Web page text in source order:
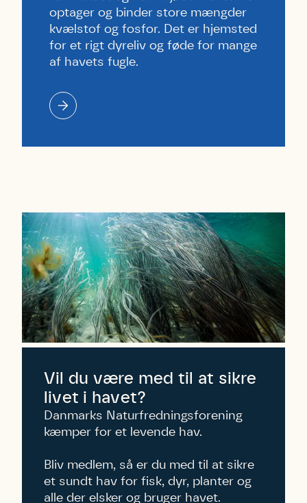
optager og binder store mængder
kvælstof og fosfor. Det er hjemsted
for et rigt dyreliv og føde for mange
af havets fugle.
Vil du være med til at sikre
livet i havet?
Danmarks Naturfredningsforening
kæmper for et levende hav.
Bliv medlem, så er du med til at sikre
et sundt hav for fisk, dyr, planter og
alle der elsker og bruger havet.